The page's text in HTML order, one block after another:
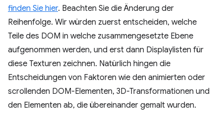
finden Sie hier. Beachten Sie die Änderung der
Reihenfolge. Wir würden zuerst entscheiden, welche
Teile des DOM in welche zusammengesetzte Ebene
aufgenommen werden, und erst dann Displaylisten für
diese Texturen zeichnen. Natürlich hingen die
Entscheidungen von Faktoren wie den animierten oder
scrollenden DOM-Elementen, 3D-Transformationen und
den Elementen ab, die übereinander gemalt wurden.